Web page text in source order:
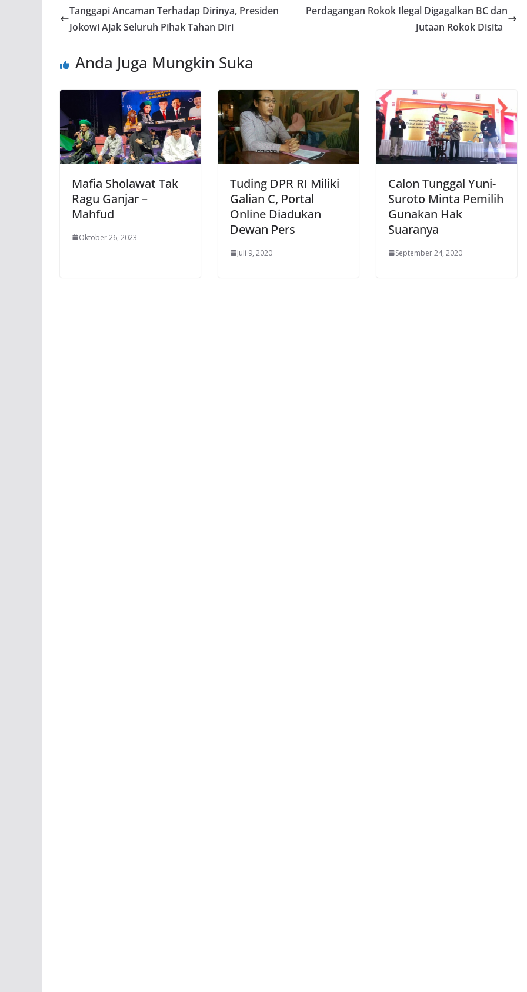
Tanggapi Ancaman Terhadap Dirinya, Presiden
Jokowi Ajak Seluruh Pihak Tahan Diri
Perdagangan Rokok Ilegal Digagalkan BC dan
Jutaan Rokok Disita
Anda Juga Mungkin Suka
Mafia Sholawat Tak
Ragu Ganjar –
Mahfud
Oktober 26, 2023
Tuding DPR RI Miliki
Galian C, Portal
Online Diadukan
Dewan Pers
Juli 9, 2020
Calon Tunggal Yuni-
Suroto Minta Pemilih
Gunakan Hak
Suaranya
September 24, 2020